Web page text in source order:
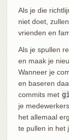
Als je die
niet doet,
vrienden en
Als je spullen
en maak je
Wanneer je
en baseren
commits met
je
het allemaal
te pullen in het